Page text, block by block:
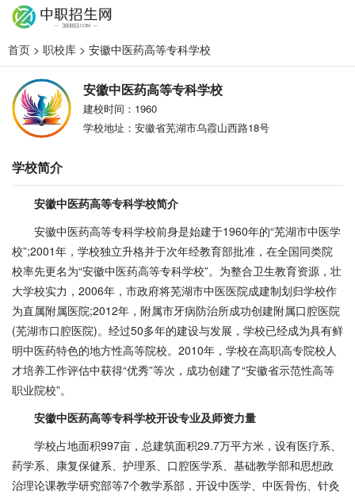
首页 > 职校库 > 安徽中医药高等专科学校
安徽中医药高等专科学校
建校时间：1960
学校地址：安徽省芜湖市乌霞山西路18号
学校简介
安徽中医药高等专科学校简介
安徽中医药高等专科学校前身是始建于1960年的“芜湖市中医学
校”;2001年，学校独立升格并于次年经教育部批准，在全国同类院
校率先更名为“安徽中医药高等专科学校”。为整合卫生教育资源，壮
大学校实力，2006年，市政府将芜湖市中医医院成建制划归学校作
为直属附属医院;2012年，附属市牙病防治所成功创建附属口腔医院
(芜湖市口腔医院)。经过50多年的建设与发展，学校已经成为具有鲜
明中医药特色的地方性高等院校。2010年，学校在高职高专院校人
才培养工作评估中获得“优秀”等次，成功创建了“安徽省示范性高等
职业院校”。
安徽中医药高等专科学校开设专业及师资力量
学校占地面积997亩，总建筑面积29.7万平方米，设有医疗系、
药学系、康复保健系、护理系、口腔医学系、基础教学部和思想政
治理论课教学研究部等7个教学系部，开设中医学、中医骨伤、针灸